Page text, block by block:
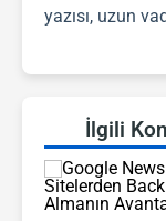
yazısı, uzun
İlgili